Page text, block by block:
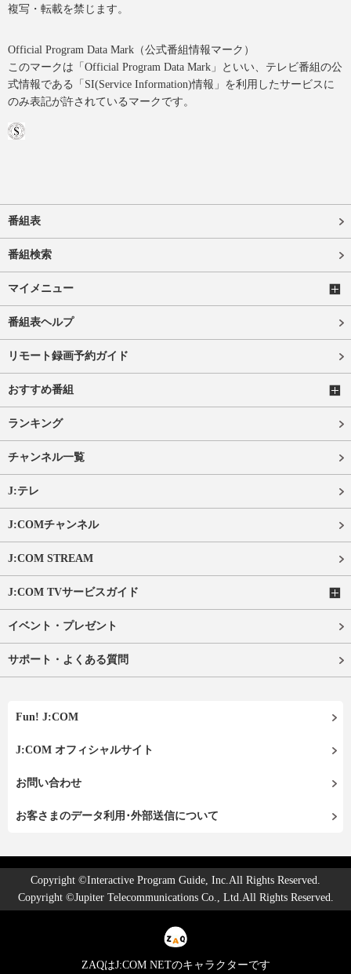
複写・転載を禁じます。
Official Program Data Mark（公式番組情報マーク）
このマークは「Official Program Data Mark」といい、テレビ番組の公
式情報である「SI(Service Information)情報」を利用したサービスに
のみ表記が許されているマークです。
番組表
番組検索
マイメニュー
番組表ヘルプ
リモート録画予約ガイド
おすすめ番組
ランキング
チャンネル一覧
J:テレ
J:COMチャンネル
J:COM STREAM
J:COM TVサービスガイド
イベント・プレゼント
サポート・よくある質問
Fun! J:COM
J:COM オフィシャルサイト
お問い合わせ
お客さまのデータ利用･外部送信について
Copyright ©Interactive Program Guide, Inc.All Rights Reserved.
Copyright ©Jupiter Telecommunications Co., Ltd.All Rights Reserved.
ZAQはJ:COM NETのキャラクターです